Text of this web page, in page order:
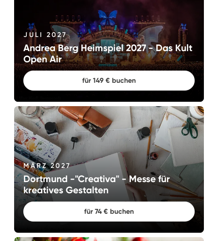
JULI 2027
Andrea Berg Heimspiel 2027 - Das Kult
Open Air
für 149 € buchen
MÄRZ 2027
Dortmund -"Creativa" - Messe für
kreatives Gestalten
für 74 € buchen